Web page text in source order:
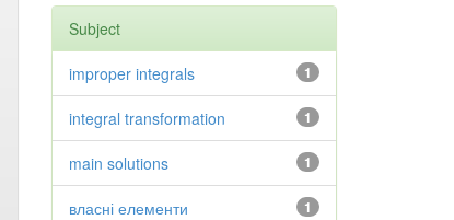
Subject
1
improper integrals
1
integral transformation
1
main solutions
1
власні елементи